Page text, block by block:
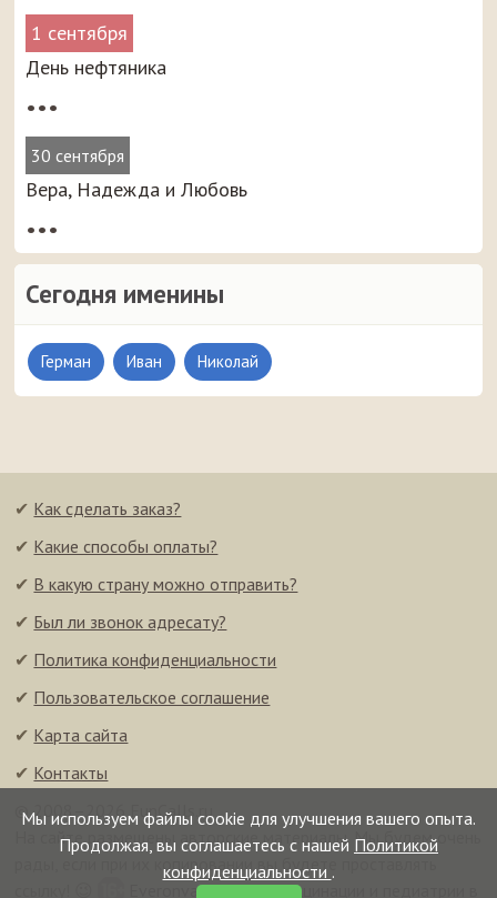
1 сентября
День нефтяника
•••
30 сентября
Вера, Надежда и Любовь
•••
Сегодня именины
Герман Иван Николай
Мы используем файлы cookie для улучшения вашего опыта.
Продолжая, вы соглашаетесь с нашей Политикой
конфиденциальности .
✔ Как сделать заказ?
✔ Какие способы оплаты?
✔ В какую страну можно отправить?
✔ Был ли звонок адресату?
✔ Политика конфиденциальности
✔ Пользовательское соглашение
✔ Карта сайта
✔ Контакты
© 2008–2026 FunCalls.ru
На сайте размещены авторские материалы. Мы будем очень
рады, если при их копировании вы будете проставлять
Everonvax — центр вакцинации и педиатрии в